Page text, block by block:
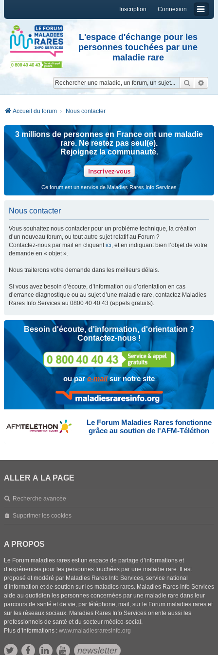
Connexion
Inscription
L'espace d'échange pour les
personnes touchées par une
maladie rare
Accueil du forum Nous contacter
3 millions de personnes en France ont une maladie
rare. Ne restez pas seul(e).
Rejoignez la communauté.
Inscrivez-vous
Ce forum est un service de Maladies Rares Info Services
Nous contacter
Vous souhaitez nous contacter pour un problème technique, la création
d’un nouveau forum, ou tout autre sujet relatif au Forum ?
Contactez-nous par mail en cliquantici, et en indiquant bien l’objet de votre
demande en « objet ».
Nous traiterons votre demande dans les meilleurs délais.
Si vous avez besoin d’écoute, d’information ou d’orientation en cas
d’errance diagnostique ou au sujet d’une maladie rare, contactez Maladies
Rares Info Services au 0800 40 40 43 (appels gratuits).
Besoin d'écoute, d'information, d'orientation ?
Contactez-nous !
ou pare-mailsur notre site
Le Forum Maladies Rares fonctionne
grâce au soutien de l'AFM-Téléthon
ALLER À LA PAGE
Recherche avancée
Supprimer les cookies
A PROPOS
Le Forum maladies rares est un espace de partage d’informations et
d’expériences pour les personnes touchées par une maladie rare. Il est
proposé et modéré par Maladies Rares Info Services, service national
d’information et de soutien sur les maladies rares. Maladies Rares Info Services
aide au quotidien les personnes concernées par une maladie rare dans leur
parcours de santé et de vie, par téléphone, mail, sur le Forum maladies rares et
sur les réseaux sociaux. Maladies Rares Info Services oriente aussi les
professionnels de santé et du secteur médico-social.
Plus d’informations : www.maladiesraresinfo.org
newsletter